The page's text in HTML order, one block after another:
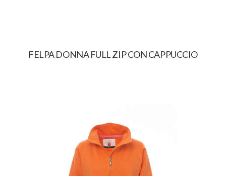
FELPA DONNA FULL ZIP CON CAPPUCCIO